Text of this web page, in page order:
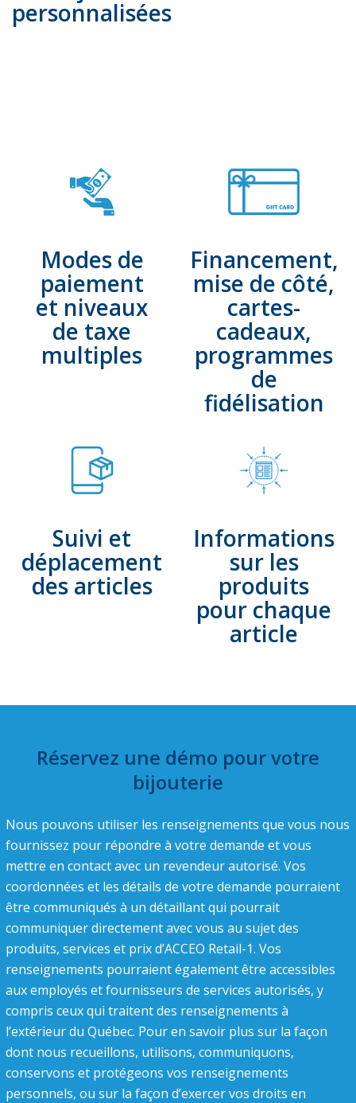
personnalisées
Modes de
paiement
et niveaux
de taxe
multiples
Financement,
mise de côté,
cartes-
cadeaux,
programmes
de
fidélisation
Suivi et
déplacement
des articles
Informations
sur les
produits
pour chaque
article
Réservez une démo pour votre
bijouterie
Nous pouvons utiliser les renseignements que vous nous
fournissez pour répondre à votre demande et vous
mettre en contact avec un revendeur autorisé. Vos
coordonnées et les détails de votre demande pourraient
être communiqués à un détaillant qui pourrait
communiquer directement avec vous au sujet des
produits, services et prix d’ACCEO Retail-1. Vos
renseignements pourraient également être accessibles
aux employés et fournisseurs de services autorisés, y
compris ceux qui traitent des renseignements à
l’extérieur du Québec. Pour en savoir plus sur la façon
dont nous recueillons, utilisons, communiquons,
conservons et protégeons vos renseignements
personnels, ou sur la façon d’exercer vos droits en